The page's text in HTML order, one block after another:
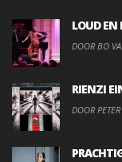
LOUD EN
DOOR BO
RIENZI
DOOR